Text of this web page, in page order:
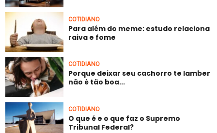
COTIDIANO
Para além do meme: estudo relaciona
raiva e fome
COTIDIANO
Porque deixar seu cachorro te lamber
não é tão boa...
COTIDIANO
O que é e o que faz o Supremo
Tribunal Federal?